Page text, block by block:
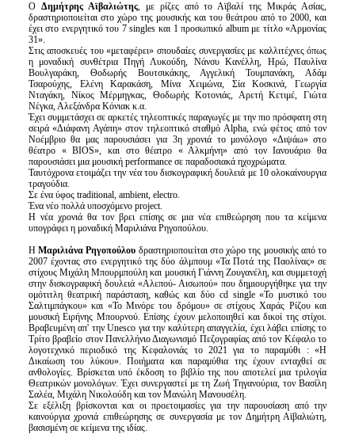
Ο Δημήτρης Αϊβαλιώτης, με ρίζες από το Αϊβαλί της Μικράς Ασίας,
δραστηριοποιείται στο χώρο της μουσικής και του θεάτρου από το 2000, και
έχει στο ενεργητικό του 7 singles και 1 προσωπικό album με τίτλο «Αρμονίας
31».
Στις αποσκευές του «μεταφέρει» σπουδαίες συνεργασίες με καλλιτέχνες όπως
η μοναδική συνθέτρια Πηγή Λυκούδη, Νάνσυ Κανέλλη, Ηρώ, Παυλίνα
Βουλγαράκη, Θοδωρής Βουτσικάκης, Αγγελική Τουμπανάκη, Αδάμ
Τσαρούχης, Ελένη Καρακάση, Μίνα Χειμώνα, Σία Κοσκινά, Γεωργία
Νταγάκη, Νίκος Μέρμηγκας, Θοδωρής Κοτονιάς, Αρετή Κετιμέ, Γιώτα
Νέγκα, Αλεξάνδρα Κόνιακ κ.α.
Έχει συμμετάσχει σε αρκετές τηλεοπτικές παραγωγές με την πιο πρόσφατη στη
σειρά «Διάφανη Αγάπη» στον τηλεοπτικό σταθμό Alpha, ενώ φέτος από τον
Νοέμβριο θα μας παρουσιάσει για 3η χρονιά το μονόλογο «Διψάω» στο
θέατρο « BIOS», και στο θέατρο « Αλκμήνη» από τον Ιανουάριο θα
παρουσιάσει μια μουσική performance σε παραδοσιακά ηχοχρώματα.
Ταυτόχρονα ετοιμάζει την νέα του δισκογραφική δουλειά με 10 ολοκαίνουργια
τραγούδια.
Σε ένα ύφος traditional, ambient, electro.
Ένα νέο πολλά υποσχόμενο project.
Η νέα χρονιά θα τον βρει επίσης σε μια νέα επιθεώρηση που τα κείμενα
υπογράφει η μοναδική Μαριλιάνα Ρηγοπούλου.
ΗΜαριλιάνα Ρηγοπούλου δραστηριοποιείται στο χώρο της μουσικής από το
2007 έχοντας στο ενεργητικό της δύο άλμπουμ «Τα Ποτά της Παολίνας» σε
στίχους Μιχάλη Μπουρμπούλη και μουσική Γιάννη Ζουγανέλη, και συμμετοχή
στην δισκογραφική δουλειά «Αλεπού- Αισωπού» που δημιουργήθηκε για την
ομότιτλη θεατρική παράσταση, καθώς και δύο cd single «Το μυστικό του
Σαλτιμπάγκου» και «Το Μινόρε του δρόμου» σε στίχους Χαράς Ρίζου και
μουσική Ειρήνης Μπουρνού. Επίσης έχουν μελοποιηθεί και δικοί της στίχοι.
Βραβευμένη απ' την Unesco για την καλύτερη απαγγελία, έχει λάβει επίσης το
Τρίτο βραβείο στον Πανελλήνιο Διαγωνισμό Πεζογραφίας από τον Κέφαλο το
λογοτεχνικό περιοδικό της Κεφαλονιάς το 2021 για το παραμύθι : «Η
Δικαίωση του λύκου». Ποιήματα και παραμύθια της έχουν ενταχθεί σε
ανθολογίες. Βρίσκεται υπό έκδοση το βιβλίο της που αποτελεί μια τριλογία
Θεατρικών μονολόγων. Έχει συνεργαστεί με τη Ζωή Τηγανούρια, τον Βασίλη
Σαλέα, Μιχάλη Νικολούδη και τον Μανώλη Μανουσέλη.
Σε εξέλιξη βρίσκονται και οι προετοιμασίες για την παρουσίαση από την
καινούργια χρονιά επιθεώρησης σε συνεργασία με τον Δημήτρη Αϊβαλιώτη,
βασισμένη σε κείμενα της ιδίας.